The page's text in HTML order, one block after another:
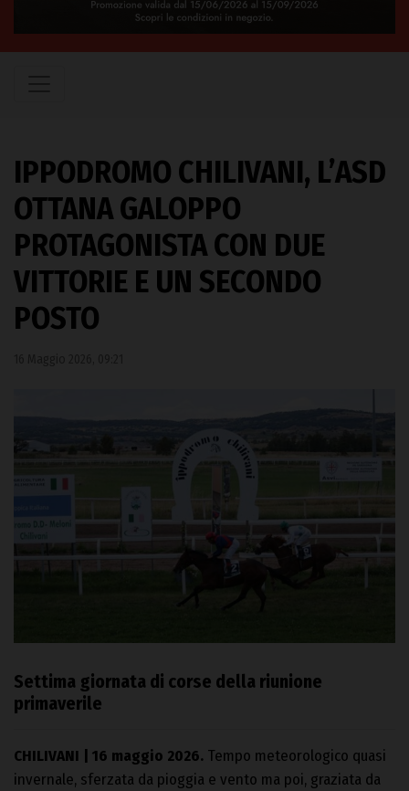
IPPODROMO CHILIVANI, L’ASD
OTTANA GALOPPO
PROTAGONISTA CON DUE
VITTORIE E UN SECONDO
POSTO
Settima giornata di corse della riunione
primaverile
CHILIVANI | 16 maggio 2026. Tempo meteorologico quasi
invernale, sferzata da pioggia e vento ma poi, graziata da